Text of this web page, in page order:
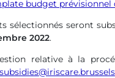
budget prévisionnel
sélectionnés seront
2022.
relative à la